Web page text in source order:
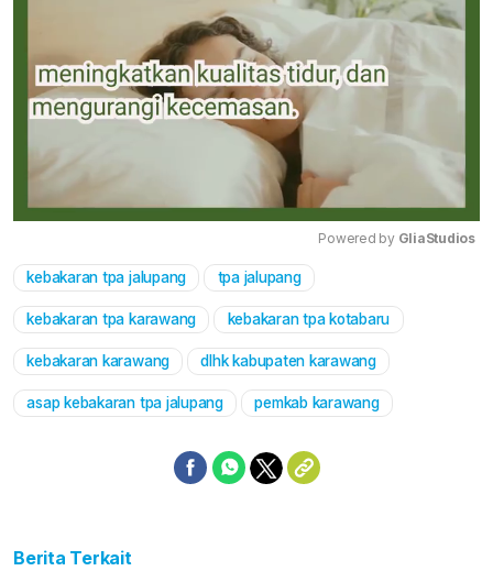
Powered by GliaStudios
kebakaran tpa jalupang tpa jalupang
kebakaran tpa karawang kebakaran tpa kotabaru
kebakaran karawang dlhk kabupaten karawang
asap kebakaran tpa jalupang pemkab karawang
Berita Terkait